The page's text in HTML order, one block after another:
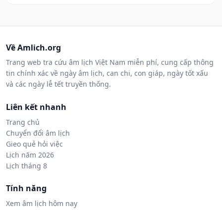
Về Amlich.org
Trang web tra cứu âm lịch Việt Nam miễn phí, cung cấp thông
tin chính xác về ngày âm lịch, can chi, con giáp, ngày tốt xấu
và các ngày lễ tết truyền thống.
Liên kết nhanh
Trang chủ
Chuyển đổi âm lịch
Gieo quẻ hỏi việc
Lịch năm 2026
Lịch tháng 8
Tính năng
Xem âm lịch hôm nay